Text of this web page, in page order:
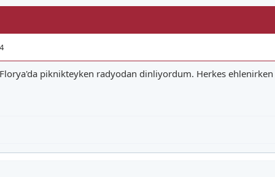
piknikteyken radyodan dinliyordum. Herkes